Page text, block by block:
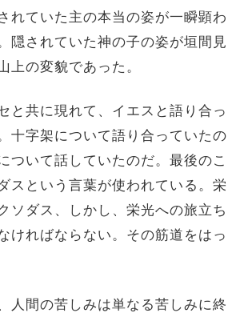
れていた主の本当の姿が一瞬顕わ
隠されていた神の子の姿が垣間見
上の変貌であった。
と共に現れて、イエスと語り合っ
十字架について語り合っていたの
ついて話していたのだ。最後のこ
スという言葉が使われている。栄
ソダス、しかし、栄光への旅立ち
ければならない。その筋道をはっ
人間の苦しみは単なる苦しみに終